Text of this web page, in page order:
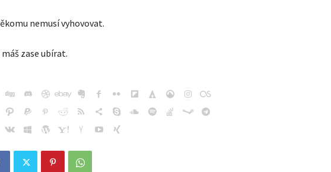
nemusí vyhovovat.
zase ubírat.